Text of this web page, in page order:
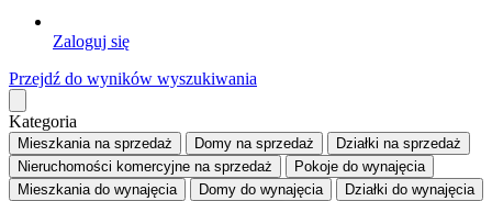
Zaloguj się
Przejdź do wyników wyszukiwania
Kategoria
Mieszkaniana sprzedaż Domy na sprzedaż Działki na sprzedaż
Nieruchomości komercyjne na sprzedaż Pokoje do wynajęcia
Mieszkaniado wynajęcia Domy do wynajęcia Działki do wynajęcia